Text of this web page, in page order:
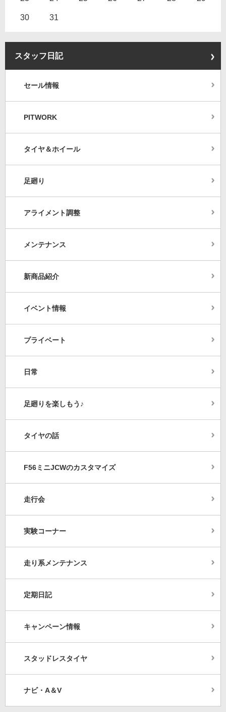
30 31
スタッフ日記
セール情報
PITWORK
タイヤ＆ホイール
足廻り
アライメント調整
メンテナンス
新商品紹介
イベント情報
プライベート
日常
足廻りを楽しもう♪
タイヤの話
F56ミニJCWのカスタマイズ
走行会
実験コーナー
走り系メンテナンス
定期日記
キャンペーン情報
スタッドレスタイヤ
ナビ・A＆V